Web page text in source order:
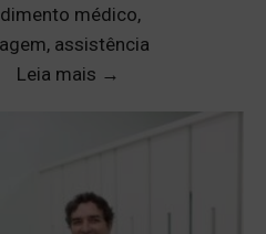
médico,
assistência
Leia mais →